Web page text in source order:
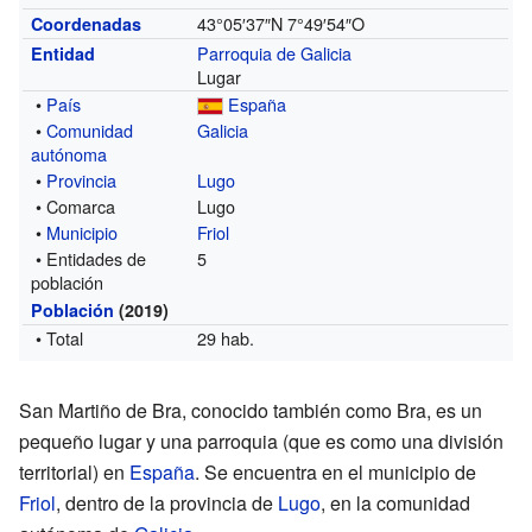
Coordenadas 43°05′37″N 7°49′54″O
Entidad
Parroquia de Galicia
Lugar
• País
España
•Comunidad
autónoma
Galicia
• Provincia
Lugo
• Comarca
Lugo
• Municipio
Friol
• Entidades de
población
5
Población (2019)
• Total 29 hab.
San Martiño de Bra, conocido también como Bra, es un
pequeño lugar y una parroquia (que es como una división
territorial) en España. Se encuentra en el municipio de
Friol, dentro de la provincia de Lugo, en la comunidad